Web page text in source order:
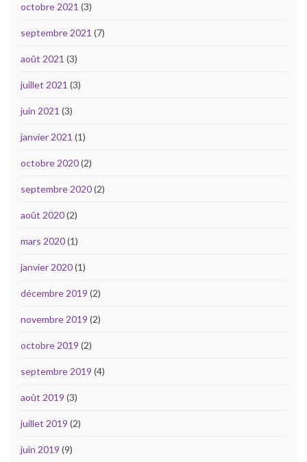
octobre 2021 (3)
septembre 2021 (7)
août 2021 (3)
juillet 2021 (3)
juin 2021 (3)
janvier 2021 (1)
octobre 2020(2)
septembre 2020(2)
août 2020(2)
mars 2020(1)
janvier 2020(1)
décembre 2019 (2)
novembre 2019 (2)
octobre 2019 (2)
septembre 2019 (4)
août 2019 (3)
juillet 2019 (2)
juin 2019 (9)